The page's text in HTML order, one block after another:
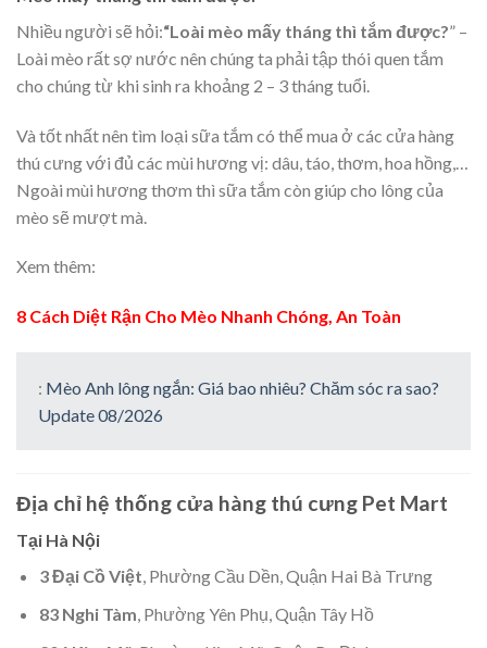
Nhiều người sẽ hỏi:“Loài mèo mấy tháng thì tắm được?” –
Loài mèo rất sợ nước nên chúng ta phải tập thói quen tắm
cho chúng từ khi sinh ra khoảng 2 – 3 tháng tuổi.
Và tốt nhất nên tìm loại sữa tắm có thể mua ở các cửa hàng
thú cưng với đủ các mùi hương vị: dâu, táo, thơm, hoa hồng,…
Ngoài mùi hương thơm thì sữa tắm còn giúp cho lông của
mèo sẽ mượt mà.
Xem thêm:
8 Cách Diệt Rận Cho Mèo Nhanh Chóng, An Toàn
: Mèo Anh lông ngắn: Giá bao nhiêu? Chăm sóc ra sao?
Update 08/2026
Địa chỉ hệ thống cửa hàng thú cưng Pet Mart
Tại Hà Nội
3 Đại Cồ Việt, Phường Cầu Dền, Quận Hai Bà Trưng
83 Nghi Tàm, Phường Yên Phụ, Quận Tây Hồ